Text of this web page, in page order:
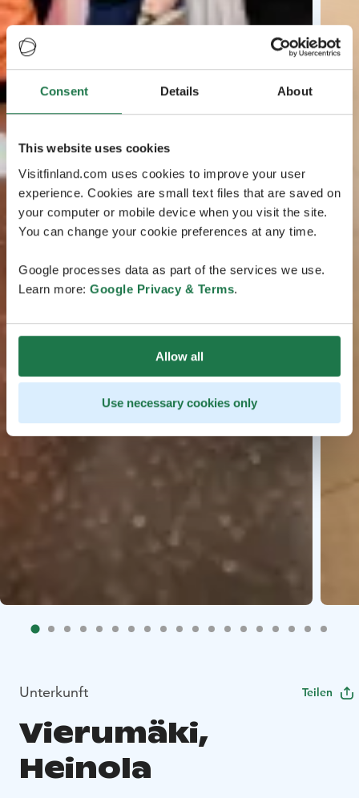
Consent Details About
This website uses cookies
Visitfinland.com uses cookies to improve your user
experience. Cookies are small text files that are saved on
your computer or mobile device when you visit the site.
You can change your cookie preferences at any time.
Google processes data as part of the services we use.
Learn more: Google Privacy & Terms.
Allow all
Use necessary cookies only
Unterkunft Teilen
Vierumäki,
Heinola